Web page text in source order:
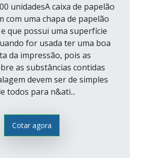
unidadesA caixa de papelão
com uma chapa de papelão
que possui uma superfície
for usada ter uma boa
da impressão, pois as
as substâncias contidas
devem ser de simples
todos para n&ati...
Cotar agora